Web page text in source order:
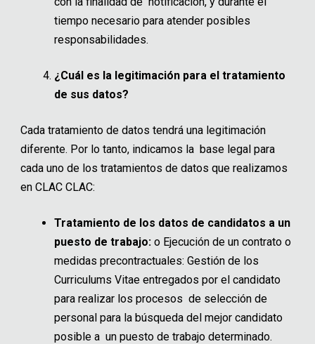
tiempo necesario para atender posibles
responsabilidades.
¿Cuál es la legitimación para el tratamiento
de sus datos?
Cada tratamiento de datos tendrá una legitimación
diferente. Por lo tanto, indicamos la base legal para
cada uno de los tratamientos de datos que realizamos
en CLAC CLAC:
Tratamiento de los datos de candidatos a un
puesto de trabajo: o Ejecución de un contrato o
medidas precontractuales: Gestión de los
Curriculums Vitae entregados por el candidato
para realizar los procesos de selección de
personal para la búsqueda del mejor candidato
posible a un puesto de trabajo determinado.